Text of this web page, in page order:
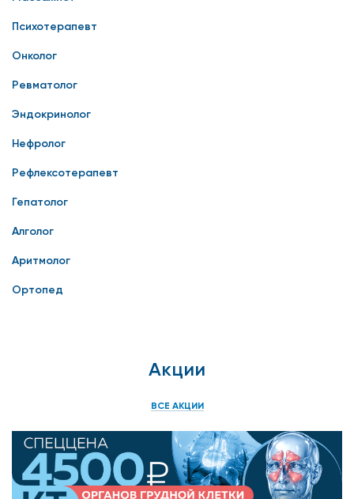
Психотерапевт
Онколог
Ревматолог
Эндокринолог
Нефролог
Рефлексотерапевт
Гепатолог
Алголог
Аритмолог
Ортопед
Акции
ВСЕ АКЦИИ